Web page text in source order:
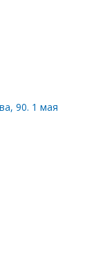
90. 1 мая